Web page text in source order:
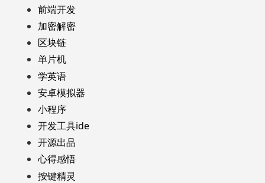
前端开发
加密解密
区块链
单片机
学英语
安卓模拟器
小程序
开发工具ide
开源出品
心得感悟
按键精灵